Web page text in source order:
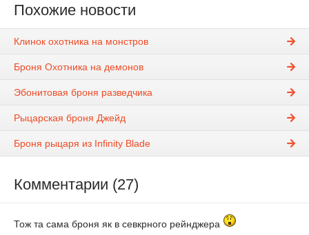
Похожие новости
Клинок охотника на монстров
Броня Охотника на демонов
Эбонитовая броня разведчика
Рыцарская броня Джейд
Броня рыцаря из Infinity Blade
Комментарии (27)
Тож та сама броня як в севкрного рейнджера